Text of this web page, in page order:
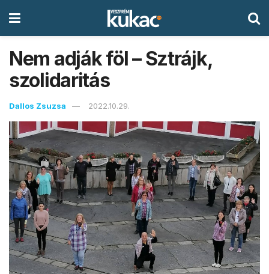
Nem adják föl – Sztrájk,
szolidaritás
Dallos Zsuzsa 2022.10.29.